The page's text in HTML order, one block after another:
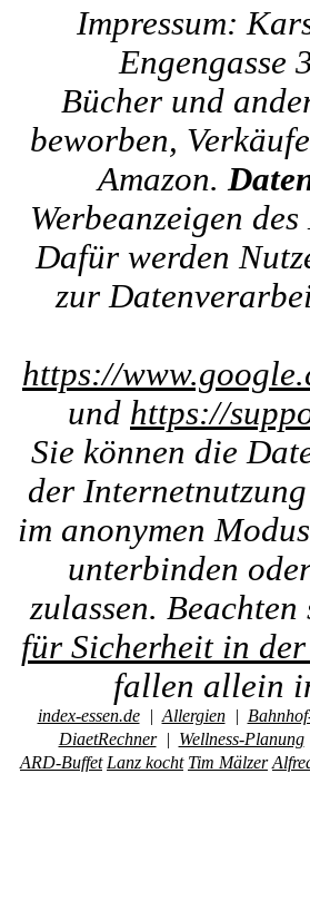
Impressum:
Engengasse
Bücher und
beworben,
Amazon.
Werbeanzeigen
Dafür werden
zur
https://
und https://
Sie können die
der
im anonymen
unterbinden
zulassen.
für Sicherheit in
fallen allein
index-essen.de| Allergien|
DiaetRechner| Wellness-Planung
ARD-Buffet Lanz kocht Tim Mälzer